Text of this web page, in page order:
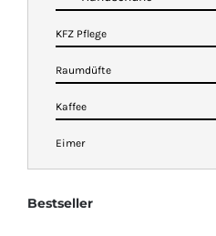
KFZ Pflege
Raumdüfte
Kaffee
Eimer
Bestseller